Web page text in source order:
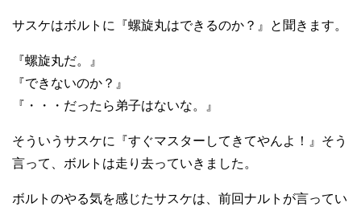
サスケはボルトに『螺旋丸はできるのか？』と聞きます。
『螺旋丸だ。』
『できないのか？』
『・・・だったら弟子はないな。』
そういうサスケに『すぐマスターしてきてやんよ！』そう
言って、ボルトは走り去っていきました。
ボルトのやる気を感じたサスケは、前回ナルトが言ってい